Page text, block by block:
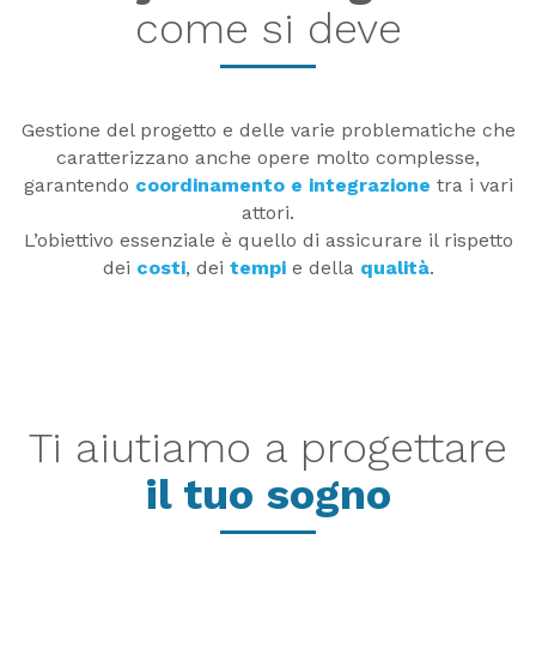
come si deve
Gestione del progetto e delle varie problematiche che
caratterizzano anche opere molto complesse,
garantendo coordinamento e integrazione tra i vari
attori.
L’obiettivo essenziale è quello di assicurare il rispetto
dei costi, dei tempie della qualità.
Ti aiutiamo a progettare
il tuo sogno